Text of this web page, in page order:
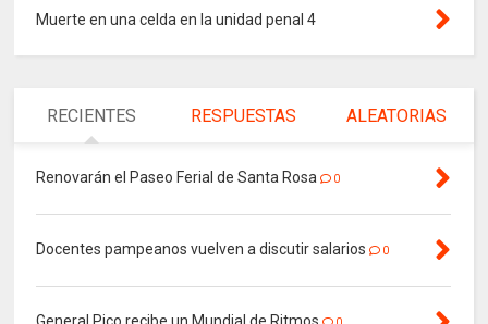
Muerte en una celda en la unidad penal 4
RECIENTES RESPUESTAS ALEATORIAS
Renovarán el Paseo Ferial de Santa Rosa 0
Docentes pampeanos vuelven a discutir salarios 0